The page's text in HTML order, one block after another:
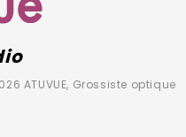
ATUVUE, Grossiste optique